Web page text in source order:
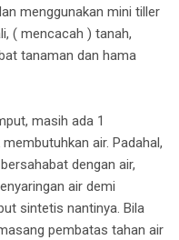
menggunakan mini tiller
( mencacah ) tanah,
tanaman dan hama
masih ada 1
air. Padahal,
dengan air,
air demi
sintetis nantinya. Bila
pembatas tahan air